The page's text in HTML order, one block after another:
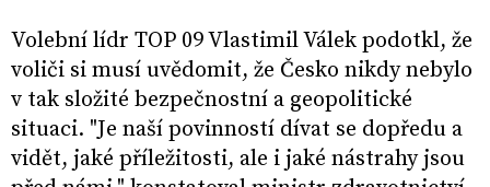
Volební lídr TOP 09 Vlastimil Válek podotkl, že
voliči si musí uvědomit, že Česko nikdy nebylo
v tak složité bezpečnostní a geopolitické
situaci. "Je naší povinností dívat se dopředu a
vidět, jaké příležitosti, ale i jaké nástrahy jsou